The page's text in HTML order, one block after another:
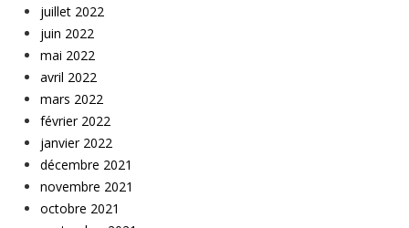
juillet 2022
juin 2022
mai 2022
avril 2022
mars 2022
février 2022
janvier 2022
décembre 2021
novembre 2021
octobre 2021